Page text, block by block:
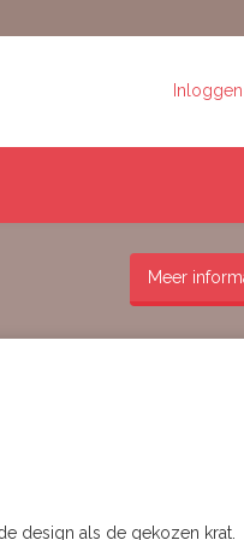
Inloggen
Meer
design als de gekozen krat.